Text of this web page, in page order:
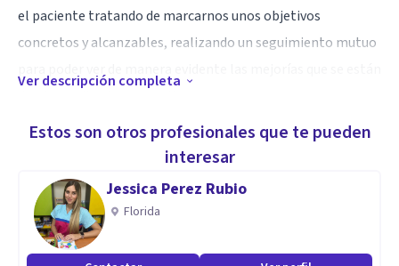
el paciente tratando de marcarnos unos objetivos
concretos y alcanzables, realizando un seguimiento mutuo
Especialidad
Ver descripción completa
Estos son otros profesionales que te pueden
interesar
Jessica Perez Rubio
Florida